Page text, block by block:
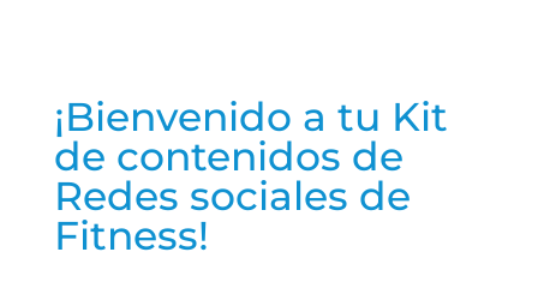
¡Bienvenido a tu Kit
de contenidos de
Redes sociales de
Fitness!